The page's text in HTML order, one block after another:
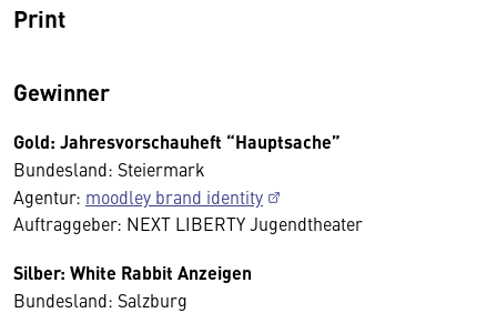
Print
Gewinner
Gold: Jahresvorschauheft “Hauptsache”
Bundesland: Steiermark
Agentur: moodley brand identity
Auftraggeber: NEXT LIBERTY Jugendtheater
Silber: White Rabbit Anzeigen
Bundesland: Salzburg